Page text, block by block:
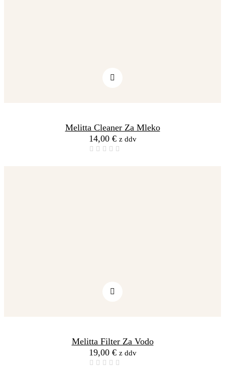
Melitta Cleaner Za Mleko
14,00 € z ddv
Melitta Filter Za Vodo
19,00 € z ddv